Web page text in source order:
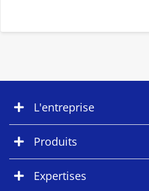
L'entreprise
Produits
Expertises